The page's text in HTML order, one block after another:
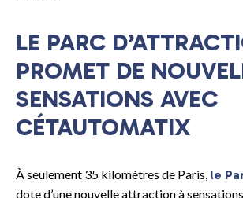
LE PARC
PROMET DE
SENSATIONS AVEC
CÉTAUTOMATIX
À seulement 35 kilomètres de Paris, le
dote d’une nouvelle attraction à